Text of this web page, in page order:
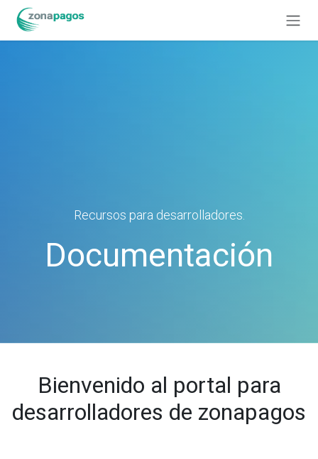
Ir al contenido
Recursos para desarrolladores.
Documentación
Bienvenido al portal para
desarrolladores de zonapagos